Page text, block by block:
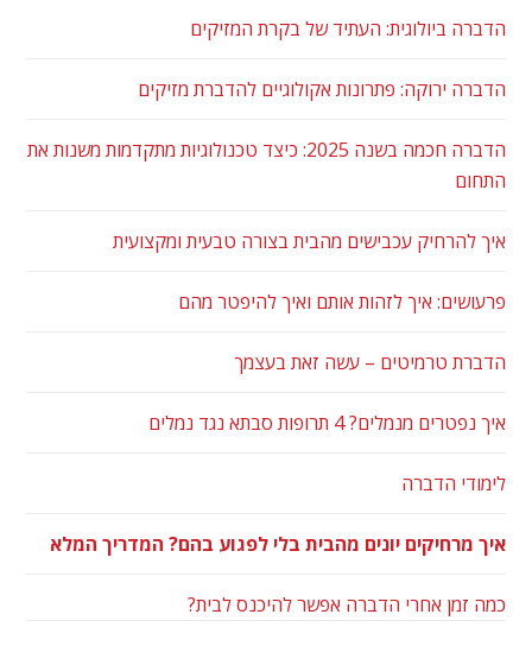
הדברה ביולוגית: העתיד של בקרת המזיקים
הדברה ירוקה: פתרונות אקולוגיים להדברת מזיקים
הדברה חכמה בשנה 2025: כיצד טכנולוגיות מתקדמות משנות את
התחום
איך להרחיק עכבישים מהבית בצורה טבעית ומקצועית
פרעושים: איך לזהות אותם ואיך להיפטר מהם
הדברת טרמיטים – עשה זאת בעצמך
איך נפטרים מנמלים? 4 תרופות סבתא נגד נמלים
לימודי הדברה
איך מרחיקים יונים מהבית בלי לפגוע בהם? המדריך המלא
כמה זמן אחרי הדברה אפשר להיכנס לבית?